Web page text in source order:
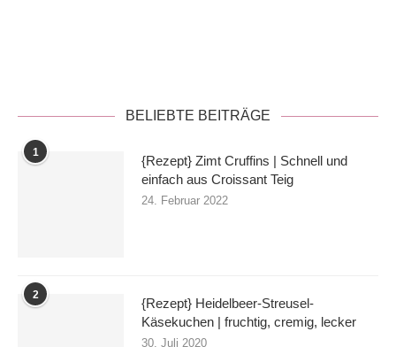
BELIEBTE BEITRÄGE
1
{Rezept} Zimt Cruffins | Schnell und
einfach aus Croissant Teig
24. Februar 2022
2
{Rezept} Heidelbeer-Streusel-
Käsekuchen | fruchtig, cremig, lecker
30. Juli 2020